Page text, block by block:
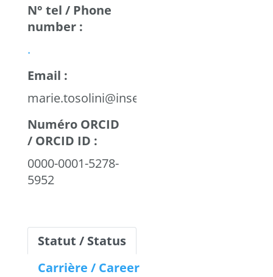
N° tel / Phone
number :
.
Email :
marie.tosolini@inserm.fr
Numéro ORCID
/ ORCID ID :
0000-0001-5278-
5952
Statut / Status
Carrière / Career